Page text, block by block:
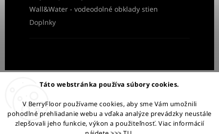
Táto webstránka používa súbory cookies.
V BerryFloor používame cookies, aby sme Vám umožnili
pohodlné prehliadanie webu a vďaka analýze prevádzky neustále
zlepšovali jeho funkcie, výkon a použiteľnosť. Viac informácií
Wall&Water - vodeodolné obklady stien
Doplnky
Obchodné podmienkyOchrana osobných údajov
Ostaňme v kontakte: